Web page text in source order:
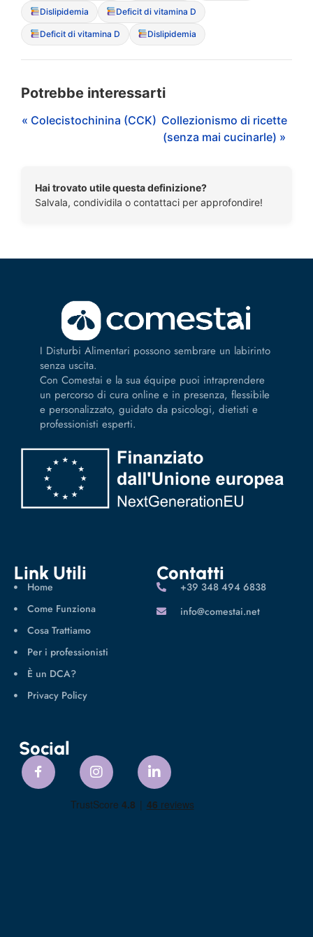
Dislipidemia Deficit di vitamina D
Deficit di vitamina D Dislipidemia
Potrebbe interessarti
« Colecistochinina (CCK) Collezionismo di ricette
(senza mai cucinarle) »
Hai trovato utile questa definizione?
Salvala, condividila o contattaci per approfondire!
I Disturbi Alimentari possono sembrare un labirinto
senza uscita.
Con Comestai e la sua équipe puoi intraprendere
un percorso di cura online e in presenza, flessibile
e personalizzato, guidato da psicologi, dietisti e
professionisti esperti.
Link Utili
Home
Come Funziona
Cosa Trattiamo
Per i professionisti
È un DCA?
Privacy Policy
Contatti
‪+39 348 494 6838
info@comestai.net
Social